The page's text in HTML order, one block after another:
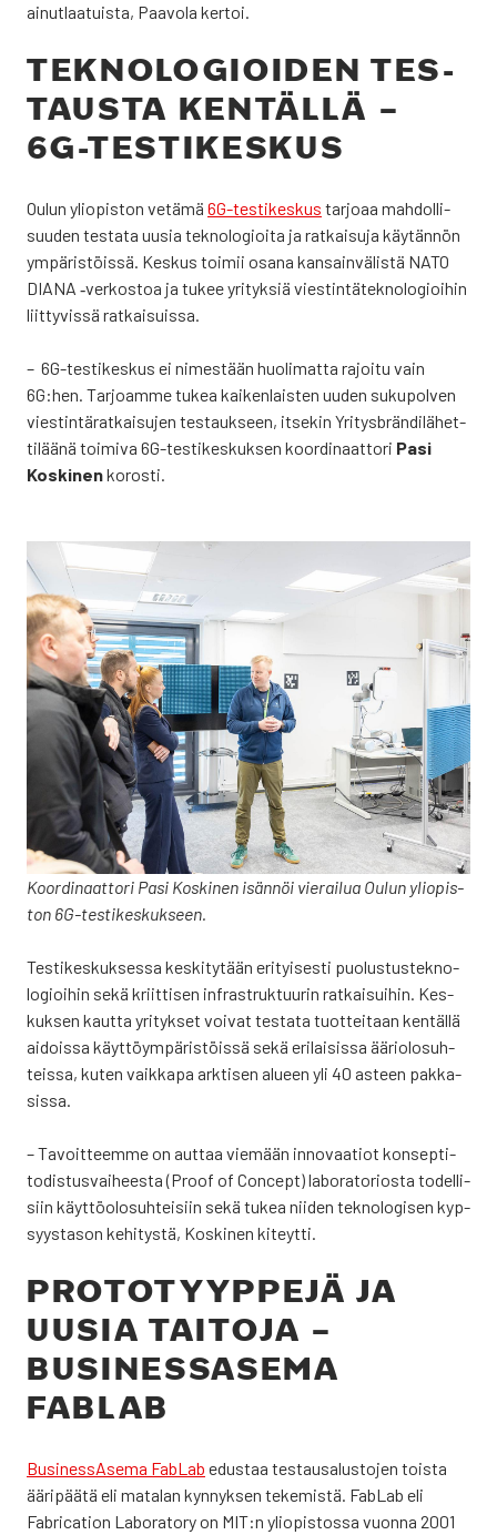
ainut­laa­tuis­ta, Paa­vo­la ker­toi.
TEK­NO­LO­GIOI­DEN TES­
TAUS­TA KEN­TÄL­LÄ –
6G-TES­TI­KES­KUS
Oulun yli­opis­ton vetä­mä 6G-tes­ti­kes­kus tar­jo­aa mah­dol­li­
suu­den tes­ta­ta uusia tek­no­lo­gioi­ta ja rat­kai­su­ja käy­tän­nön
ympä­ris­töis­sä. Kes­kus toi­mii osa­na kan­sain­vä­lis­tä NATO
DIA­NA ‑ver­kos­toa ja tukee yri­tyk­siä vies­tin­tä­tek­no­lo­gioi­hin
liit­ty­vis­sä rat­kai­suis­sa.
– 6G-tes­ti­kes­kus ei nimes­tään huo­li­mat­ta rajoi­tu vain
6G:hen. Tar­joam­me tukea kai­ken­lais­ten uuden suku­pol­ven
vies­tin­tä­rat­kai­su­jen tes­tauk­seen, itse­kin Yri­tysbrän­di­lä­het­
ti­lää­nä toi­mi­va 6G-tes­ti­kes­kuk­sen koor­di­naat­to­ri Pasi
Kos­ki­nenkoros­ti.
Koor­di­naat­to­ri Pasi Kos­ki­nen isän­nöi vie­rai­lua Oulun yli­opis­
ton 6G-tes­ti­kes­kuk­seen.
Tes­ti­kes­kuk­ses­sa kes­ki­ty­tään eri­tyi­ses­ti puo­lus­tus­tek­no­
lo­gioi­hin sekä kriit­ti­sen infra­struk­tuu­rin rat­kai­sui­hin. Kes­
kuk­sen kaut­ta yri­tyk­set voi­vat tes­ta­ta tuot­tei­taan ken­täl­lä
aidois­sa käyt­töym­pä­ris­töis­sä sekä eri­lai­sis­sa äärio­lo­suh­
teis­sa, kuten vaik­ka­pa ark­ti­sen alu­een yli 40 asteen pak­ka­
sis­sa.
– Tavoit­teem­me on aut­taa vie­mään inno­vaa­tiot kon­sep­ti­
to­dis­tus­vai­hees­ta (Proof of Concept) labo­ra­to­rios­ta todel­li­
siin käyt­tö­olo­suh­tei­siin sekä tukea nii­den tek­no­lo­gi­sen kyp­
syys­ta­son kehi­tys­tä, Kos­ki­nen kiteyt­ti.
PRO­TO­TYYP­PE­JÄ JA
UUSIA TAI­TO­JA –
BUSINESS­ASEMA
FABLAB
Business­Asema FabLab edus­taa tes­tausa­lus­to­jen tois­ta
ääri­pää­tä eli mata­lan kyn­nyk­sen teke­mis­tä. FabLab eli
Fabrica­tion Labo­ra­to­ry on MIT:n yli­opis­tos­sa vuon­na 2001